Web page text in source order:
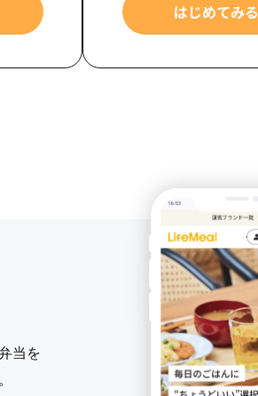
はじめてみる
当を